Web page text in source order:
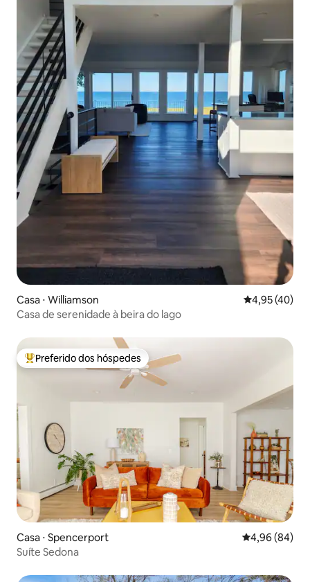
Casa ⋅ Williamson 4,95 de uma
4,95 (40)
Casa de serenidade à beira do lago
Entre os melhores preferidos dos hóspedes
Preferido dos hóspedes
Casa ⋅ Spencerport 4,96 de uma
4,96 (84)
Suíte Sedona